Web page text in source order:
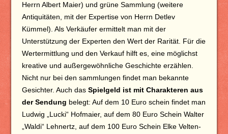
Herrn Albert Maier) und grüne Sammlung (weitere
Antiquitäten, mit der Expertise von Herrn Detlev
Kümmel). Als Verkäufer ermittelt man mit der
Unterstützung der Experten den Wert der Rarität. Für die
Wertermittlung und den Verkauf hilft es, eine möglichst
kreative und außergewöhnliche Geschichte erzählen.
Nicht nur bei den sammlungen findet man bekannte
Gesichter. Auch das Spielgeld ist mit Charakteren aus
der Sendung belegt: Auf dem 10 Euro schein findet man
Ludwig „Lucki“ Hofmaier, auf dem 80 Euro Schein Walter
„Waldi“ Lehnertz, auf dem 100 Euro Schein Elke Velten-